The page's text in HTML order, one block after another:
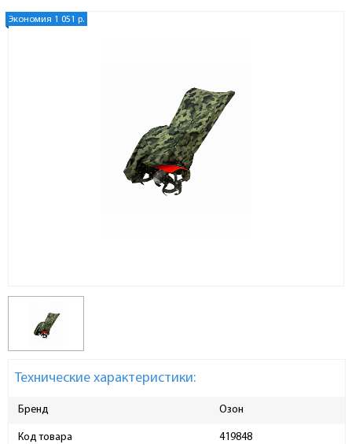
Экономия 1 051 р.
Технические характеристики:
Бренд Озон
Код товара 419848